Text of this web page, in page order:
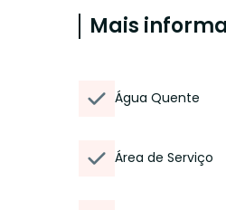
Mais
Água Quente
Área de Serviço